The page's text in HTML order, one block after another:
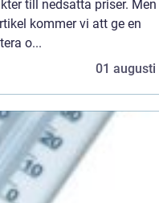
till nedsatta priser.
kommer vi att ge en
o...
01 augusti